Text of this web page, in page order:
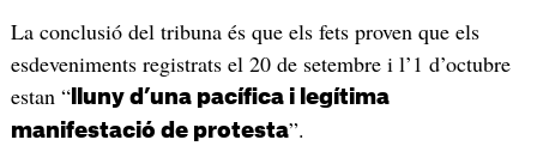
La conclusió del tribuna és que els fets proven que els
esdeveniments registrats el 20 de setembre i l’1 d’octubre
estan “lluny d’una pacífica i legítima
manifestació de protesta”.